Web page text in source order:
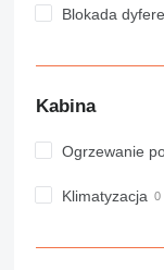
D series
F-series
IT
NR
RM
Blokada
Kabina
Ogrzewanie
Klimatyzacja